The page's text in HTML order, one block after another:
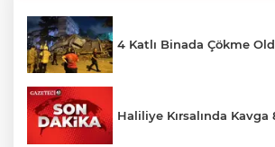
4 Katlı Binada Çökme
Haliliye Kırsalında Kavga